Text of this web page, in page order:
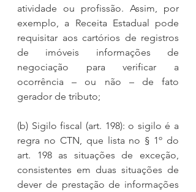
atividade ou profissão. Assim, por
exemplo, a Receita Estadual pode
requisitar aos cartórios de registros
de imóveis informações de
negociação para verificar a
ocorrência – ou não – de fato
gerador de tributo;
(b) Sigilo fiscal (art. 198): o sigilo é a
regra no CTN, que lista no § 1º do
art. 198 as situações de exceção,
consistentes em duas situações de
dever de prestação de informações